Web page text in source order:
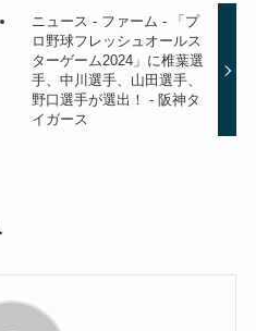
ニュース - ファーム - 「プ
ロ野球フレッシュオールス
ターゲーム2024」に椎葉選
手、中川選手、山田選手、
野口選手が選出！ - 阪神タ
イガース